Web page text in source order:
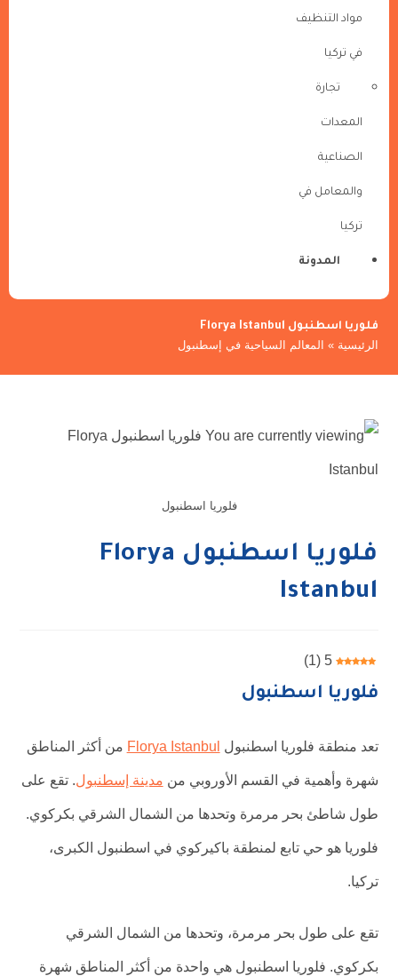
مواد التنظيف
في تركيا
تجارة
المعدات
الصناعية
والمعامل في
تركيا
المدونة
فلوريا اسطنبول Florya Istanbul
الرئيسية » المعالم السياحية في إسطنبول
فلوريا اسطنبول
فلوريا اسطنبول Florya
Istanbul
5
(
1
)
فلوريا اسطنبول
تعد منطقة فلوريا اسطنبول Florya Istanbul من أكثر المناطق
شهرة وأهمية في القسم الأوروبي من مدينة إسطنبول. تقع على
طول شاطئ بحر مرمرة وتحدها من الشمال الشرقي بكركوي.
فلوريا هو حي تابع لمنطقة باكيركوي في اسطنبول الكبرى،
تركيا.
تقع على طول بحر مرمرة، وتحدها من الشمال الشرقي
بكركوي. فلوريا اسطنبول هي واحدة من أكثر المناطق شهرة